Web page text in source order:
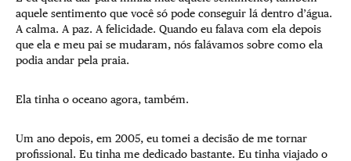
aquele sentimento que você só pode conseguir lá dentro d’água.
A calma. A paz. A felicidade. Quando eu falava com ela depois
que ela e meu pai se mudaram, nós falávamos sobre como ela
podia andar pela praia.
Ela tinha o oceano agora, também.
Um ano depois, em 2005, eu tomei a decisão de me tornar
profissional. Eu tinha me dedicado bastante. Eu tinha viajado o